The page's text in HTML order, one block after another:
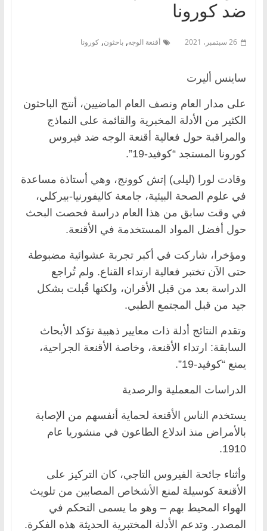
ضد كورونا
26 سبتمبر، 2021 أقنعة الوجه, باحثون, كورونا
ساينس أليرت
على مدار العام ونصف العام الماضيين، أنتج الباحثون
الكثير من الأدلة المخبرية والقائمة على النماذج
والمراقبة حول فعالية أقنعة الوجه ضد فيروس
كورونا المستجد “كوفيد-19”.
وقادت لورا (ليلى) إتش كوونج، وهي أستاذة مساعدة
في علوم الصحة البيئية، جامعة كاليفورنيا-بيركلي،
في وقت سابق من هذا العام دراسة فحصت البحث
حول أفضل المواد المستخدمة في الأقنعة.
ومؤخرا، شاركت في أكبر تجربة عشوائية مضبوطة
حتى الآن تختبر فعالية ارتداء القناع. ولم تُراجع
الدراسة بعد من قبل الأقران، ولكنها قُبلت بشكل
جيد من قبل المجتمع الطبي.
وتقدم النتائج أدلة ذات معايير ذهبية تؤكد الأبحاث
السابقة: ارتداء الأقنعة، وخاصة الأقنعة الجراحية،
يمنع “كوفيد-19”.
الدراسات المعملية والرصدية
يستخدم الناس الأقنعة لحماية أنفسهم من الإصابة
بالأمراض منذ اندلاع الطاعون في منشوريا عام
1910.
وأثناء جائحة الفيروس التاجي، كان التركيز على
الأقنعة كوسيلة لمنع الأشخاص المصابين من تلويث
الهواء المحيط بهم – وهو ما يسمى التحكم في
المصدر. وتدعم الأدلة المختبرية الحديثة هذه الفكرة.